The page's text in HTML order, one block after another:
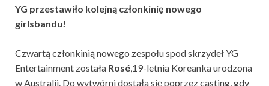
YG przestawiło kolejną członkinię nowego
girlsbandu!
Czwartą członkinią nowego zespołu spod skrzydeł YG
Entertainment została Rosé,19-letnia Koreanka urodzona
w Australii. Do wytwórni dostała się poprzez casting, gdy